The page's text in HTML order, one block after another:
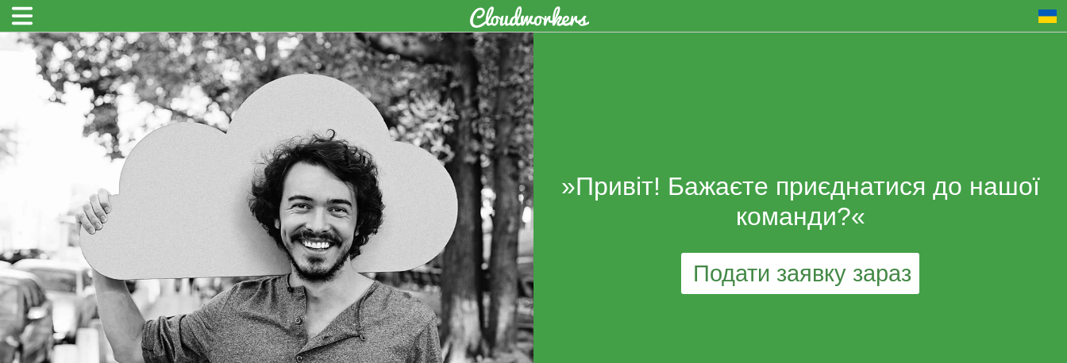
»Привіт! Бажаєте приєднатися до нашої
команди?«
Подати заявку зараз